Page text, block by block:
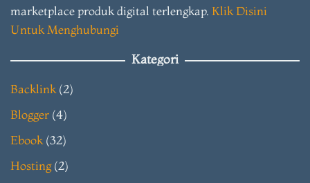
marketplace produk digital terlengkap. Klik Disini
Untuk Menghubungi
Kategori
Backlink (2)
Blogger (4)
Ebook (32)
Hosting(2)